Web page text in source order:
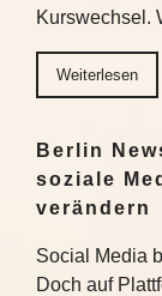
Kurswechsel.
Weiterlesen
Berlin
soziale
verändern
Social Media
Doch auf